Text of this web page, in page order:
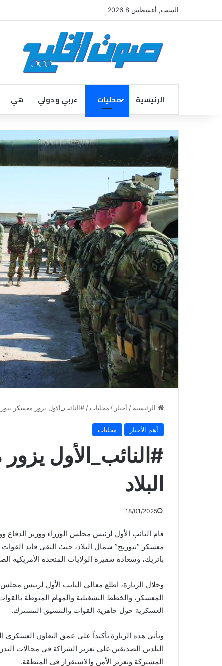
السبت, أغسطس 8 2026
الرئيسية محليات عربي و دولي هي
الرئيسية / أخبار / محليات / #النائب_الأول يزور معسكر
أهم الأخبار محليات
#النائب_الأول
البلاد
18/01/2025
قام النائب الأول لرئيس مجلس الوزراء ووزير الدفاع
معسكر “بيورنج” شمال البلاد، حيث التقى قائد
باتريك، وسعادة سفيرة الولايات المتحدة الأمريكية
وخلال الزيارة، اطلع معالي النائب الأول لرئيس
المعسكر، والخطط التشغيلية والمهام المنوطة
العسكرية حول جاهزية القوات والتنسيق المشترك.
وتأتي هذه الزيارة تأكيداً على عمق التعاون العسكري
البلدين الصديقين على تعزيز الشراكة في مجالات
المشتركة وتعزيز الأمن والاستقرار في المنطقة.